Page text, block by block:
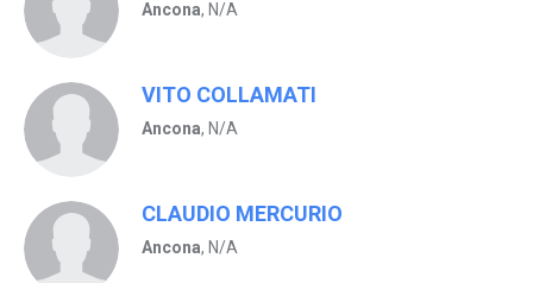
Ancona, N/A
VITO COLLAMATI
Ancona, N/A
CLAUDIO MERCURIO
Ancona, N/A